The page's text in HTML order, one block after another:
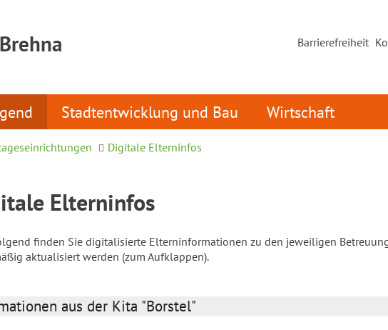
Barrierefreiheit
Stadtentwicklung und Bau Wirtschaft
Digitale Elterninfos
Elterninfos
finden Sie digitalisierte Elterninformationen zu den jeweiligen
aktualisiert werden (zum Aufklappen).
aus der Kita "Borstel"